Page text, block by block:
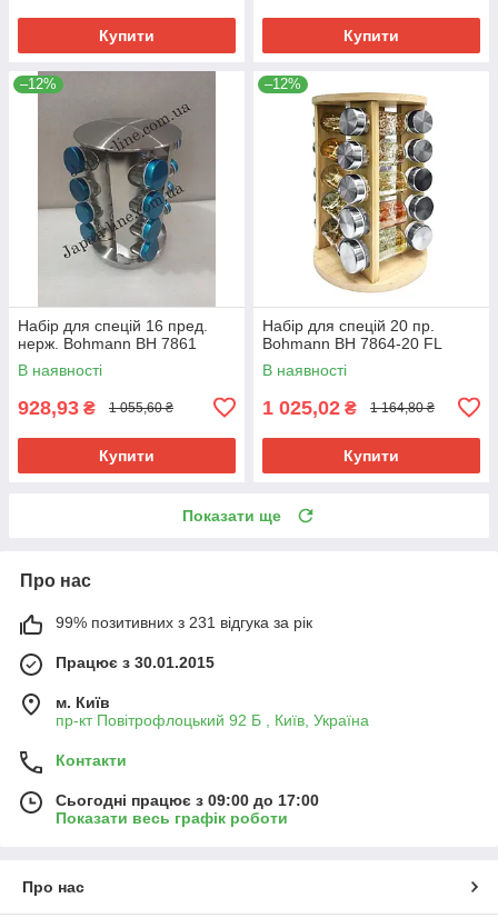
Купити Купити
–12%
Набір для спецій 16 пред.
нерж. Bohmann BH 7861
В наявності
928,93 ₴ 1 055,60 ₴
Купити
–12%
Набір для спецій 20 пр.
Bohmann BH 7864-20 FL
В наявності
1 025,02 ₴ 1 164,80 ₴
Купити
Показати ще
Про нас
99% позитивних з 231 відгука за рік
Працює з 30.01.2015
м. Київ
пр-кт Повітрофлоцький 92 Б , Київ, Україна
Контакти
Сьогодні працює з 09:00 до 17:00
Показати весь графік роботи
Про нас